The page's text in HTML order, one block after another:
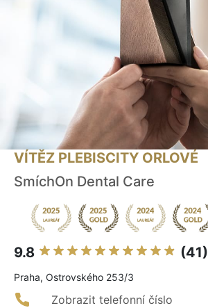
VÍTĚZ PLEBISCITY ORLOVÉ
SmíchOn Dental Care
9.8 (41)
Praha, Ostrovského 253/3
Zobrazit telefonní číslo